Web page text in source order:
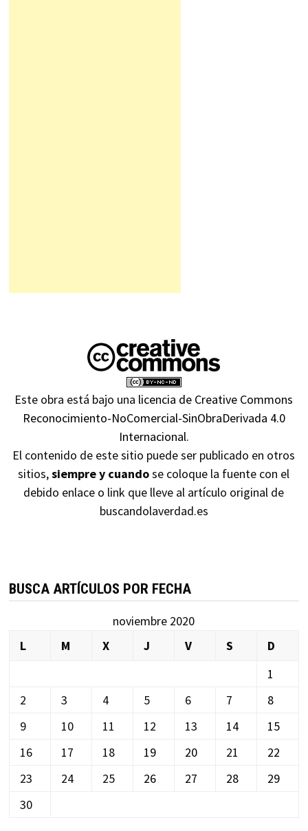
Este obra está bajo una licencia de Creative Commons
Reconocimiento-NoComercial-SinObraDerivada 4.0
Internacional.
El contenido de este sitio puede ser publicado en otros
sitios,siempre y cuandose coloque la fuente con el
debido enlace o link que lleve al artículo original de
buscandolaverdad.es
BUSCA ARTÍCULOS POR FECHA
noviembre 2020
L
M X J V S
D
1
2
3 4 5 6 7
8
9
10 11 12 13 14
15
16
17 18 19 20 21
22
23
24 25 26 27 28
29
30